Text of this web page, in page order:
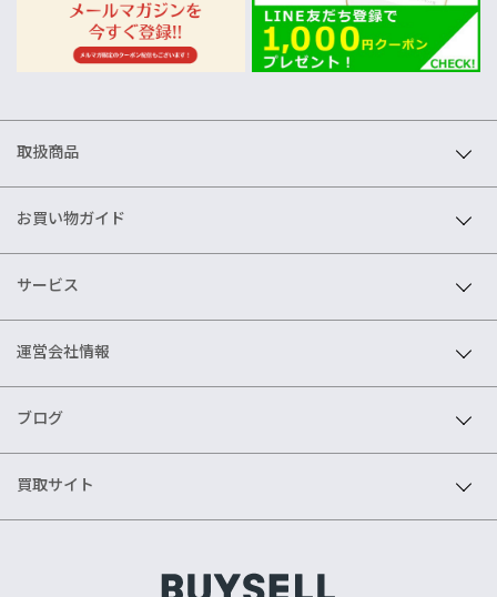
取扱商品
お買い物ガイド
サービス
運営会社情報
ブログ
買取サイト